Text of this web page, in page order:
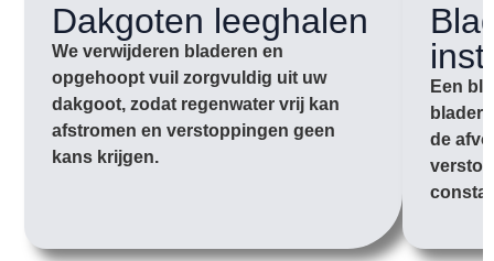
Dakgoten leeghalen
We verwijderen bladeren en
opgehoopt vuil zorgvuldig uit uw
dakgoot, zodat regenwater vrij kan
afstromen en verstoppingen geen
kans krijgen.
Een
de